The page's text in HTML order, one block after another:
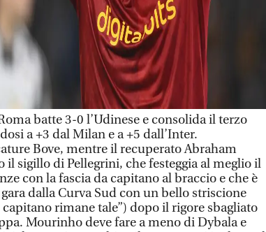
batte 3-0 l’Udinese e consolida il terzo
a +3 dal Milan e a +5 dall’Inter.
Bove, mentre il recuperato Abraham
il sigillo di Pellegrini, che festeggia al meglio il
con la fascia da capitano al braccio e che è
dalla Curva Sud con un bello striscione
rimane tale”) dopo il rigore sbagliato
Mourinho deve fare a meno di Dybala e